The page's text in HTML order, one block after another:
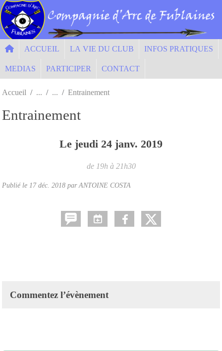
ACCUEIL LA VIE DU CLUB INFOS PRATIQUES
MEDIAS PARTICIPER CONTACT
Accueil Entrainement
Entrainement
Le jeudi 24 janv. 2019
de 19h à 21h30
Publié le 17 déc. 2018 par ANTOINE COSTA
Commentez l’évènement
Panneau de gestion des cookies